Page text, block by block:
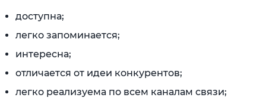
доступна;
легко запоминается;
интересна;
отличается от идеи конкурентов;
легко реализуема по всем каналам связи;